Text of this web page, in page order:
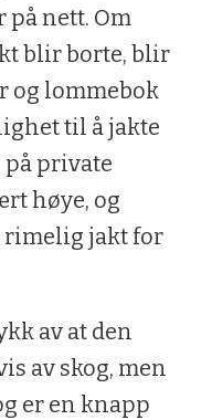
på nett. Om
blir borte, blir
og lommebok
til å jakte
på private
høye, og
rimelig jakt for
av at den
av skog, men
er en knapp